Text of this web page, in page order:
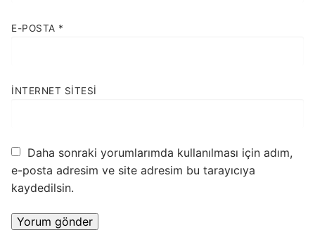
E-POSTA *
İNTERNET SITESI
Daha sonraki yorumlarımda kullanılması için adım,
e-posta adresim ve site adresim bu tarayıcıya
kaydedilsin.